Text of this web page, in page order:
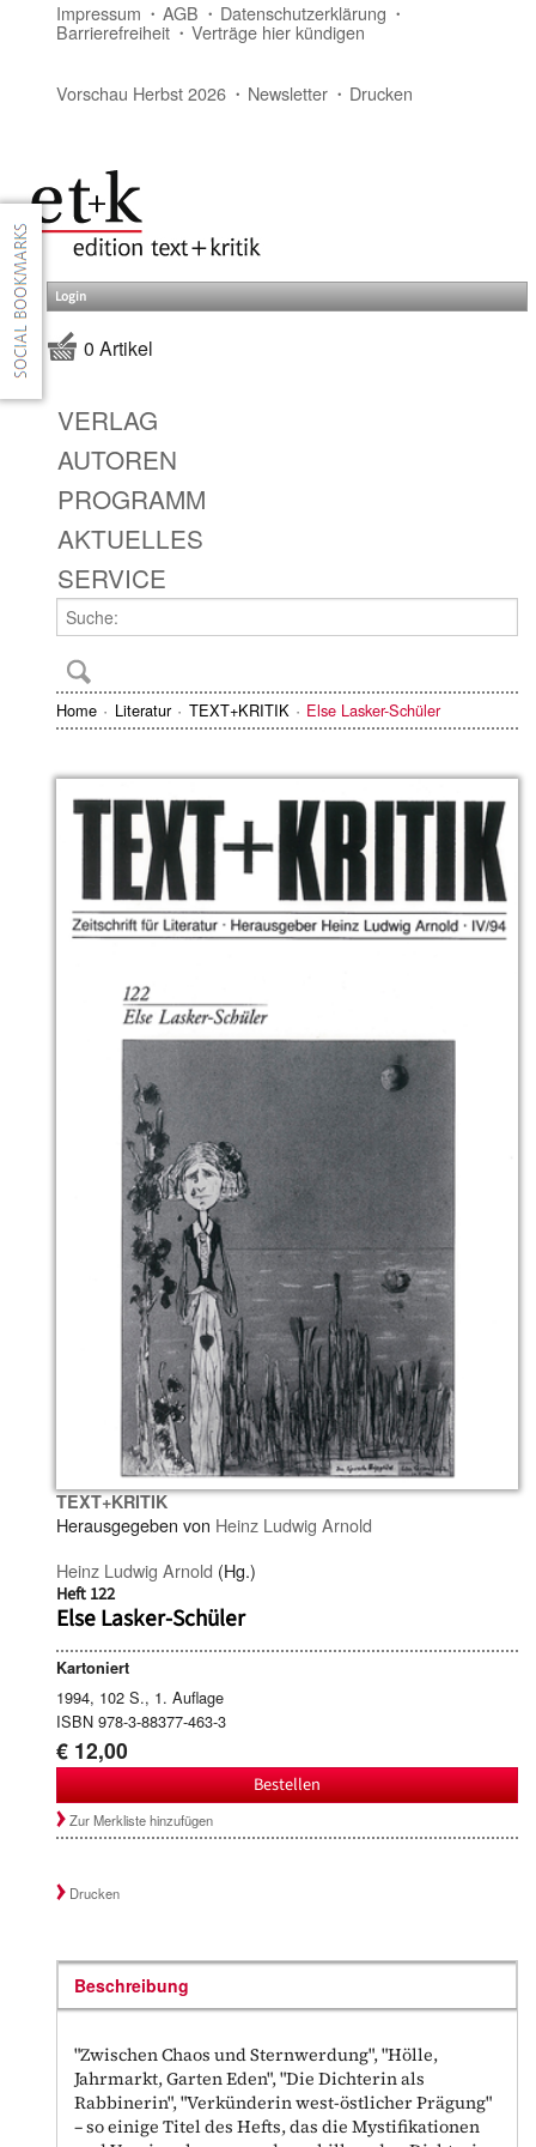
Impressum AGB Datenschutzerklärung
Barrierefreiheit Verträge hier kündigen
Vorschau Herbst 2026 Newsletter Drucken
Login
0 Artikel
VERLAG
AUTOREN
PROGRAMM
AKTUELLES
SERVICE
Home Literatur TEXT+KRITIK Else Lasker-Schüler
TEXT+KRITIK
Herausgegeben von Heinz Ludwig Arnold
Heinz Ludwig Arnold (Hg.)
Heft 122
Else Lasker-Schüler
Kartoniert
1994, 102 S., 1. Auflage
ISBN 978-3-88377-463-3
€ 12,00
Bestellen
Zur Merkliste hinzufügen
Drucken
Beschreibung
"Zwischen Chaos und Sternwerdung", "Hölle,
Jahrmarkt, Garten Eden", "Die Dichterin als
Rabbinerin", "Verkünderin west-östlicher Prägung"
– so einige Titel des Hefts, das die Mystifikationen